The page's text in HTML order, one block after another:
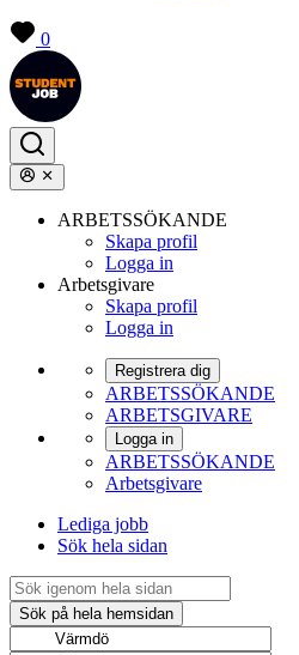
0
ARBETSSÖKANDE
Skapa profil
Logga in
Arbetsgivare
Skapa profil
Logga in
Registrera dig
ARBETSSÖKANDE
ARBETSGIVARE
Logga in
ARBETSSÖKANDE
Arbetsgivare
Lediga jobb
Sök hela sidan